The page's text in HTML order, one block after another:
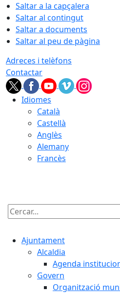
Saltar a la capçalera
Saltar al contingut
Saltar a documents
Saltar al peu de pàgina
Adreces i telèfons
Contactar
Idiomes
Català
Castellà
Anglès
Alemany
Francès
Cercar:
Ajuntament
Alcaldia
Agenda
Govern
Organització